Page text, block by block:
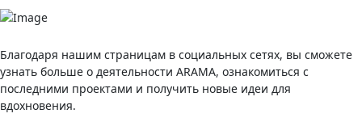
Благодаря нашим страницам в социальных сетях, вы сможете
узнать больше о деятельности ARAMA, ознакомиться с
последними проектами и получить новые идеи для
вдохновения.